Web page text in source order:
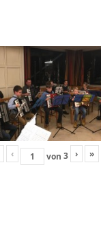
‹ von 3 › »